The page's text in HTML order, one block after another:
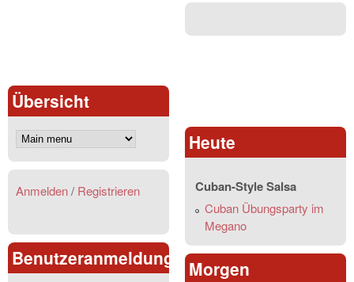
Übersicht
Anmelden/ Registrieren
Benutzeranmeldung
Heute
Cuban-Style Salsa
Cuban Übungsparty im
Megano
Morgen